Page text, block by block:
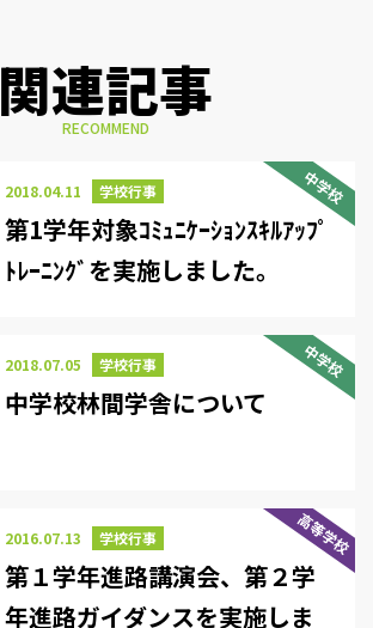
関連記事
RECOMMEND
中学校
2018.04.11 学校行事
第1学年対象ｺﾐｭﾆｹｰｼｮﾝｽｷﾙｱｯﾌﾟ
ﾄﾚｰﾆﾝｸﾞを実施しました。
中学校
2018.07.05 学校行事
中学校林間学舎について
高等学校
2016.07.13 学校行事
第１学年進路講演会、第２学
年進路ガイダンスを実施しま